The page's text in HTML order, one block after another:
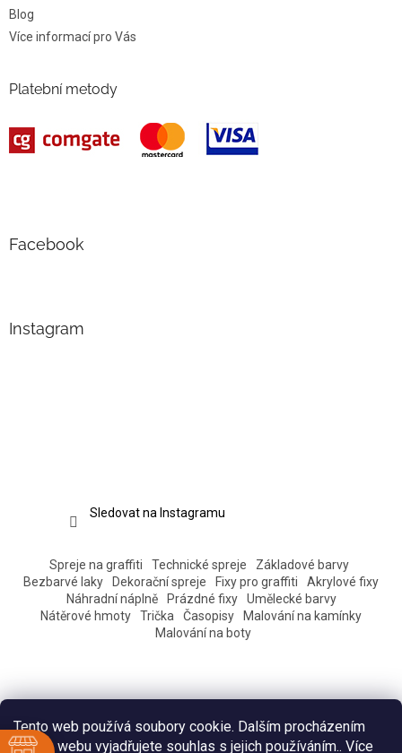
Tento web používá soubory cookie. Dalším procházením
tohoto webu vyjadřujete souhlas s jejich používáním.. Více
Blog
Více informací pro Vás
Platební metody
Facebook
Instagram
Sledovat na Instagramu
Spreje na graffiti Technické spreje
Základové barvy
Bezbarvé laky
Dekorační spreje Fixy pro graffiti
Akrylové fixy
Náhradní náplně
Prázdné fixy
Umělecké barvy
Nátěrové hmoty
Trička Časopisy
Malování na kamínky
Malování na boty